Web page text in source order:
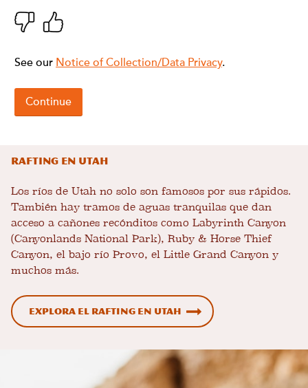
Rafting en Utah
Los ríos de Utah no solo son famosos por sus rápidos.
También hay tramos de aguas tranquilas que dan
acceso a cañones recónditos como Labyrinth Canyon
(Canyonlands National Park), Ruby & Horse Thief
Canyon, el bajo río Provo, el Little Grand Canyon y
muchos más.
Explora el rafting en Utah